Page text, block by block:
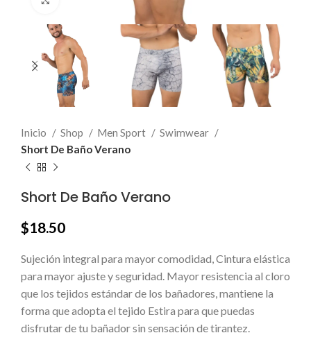
Inicio Shop Men Sport
Swimwear
Short De Baño Verano
Short De Baño Verano
$18.50
Sujeción integral para mayor comodidad, Cintura elástica
para mayor ajuste y seguridad. Mayor resistencia al cloro
que los tejidos estándar de los bañadores, mantiene la
forma que adopta el tejido Estira para que puedas
disfrutar de tu bañador sin sensación de tirantez.